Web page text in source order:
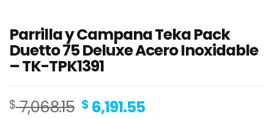
Parrilla y Campana Teka Pack
Duetto 75 Deluxe Acero Inoxidable
– TK-TPK1391
$7,068.15 Original
$ 6,191.55Current